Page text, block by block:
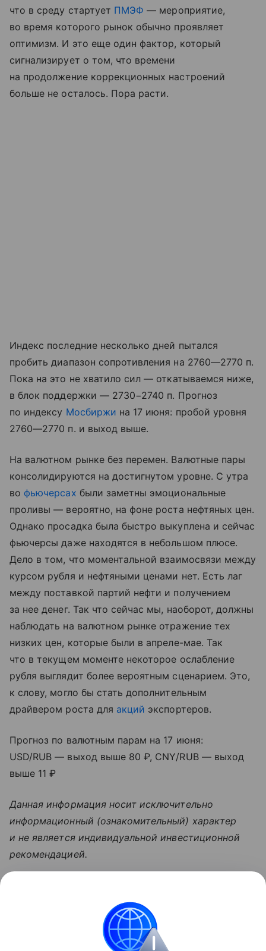
что в среду стартует ПМЭФ — мероприятие,
во время которого рынок обычно проявляет
оптимизм. И это еще один фактор, который
сигнализирует о том, что времени
на продолжение коррекционных настроений
больше не осталось. Пора расти.
Индекс последние несколько дней пытался
пробить диапазон сопротивления на 2760—2770 п.
Пока на это не хватило сил — откатываемся ниже,
в блок поддержки — 2730−2740 п. Прогноз
по индексу Мосбиржи на 17 июня: пробой уровня
2760—2770 п. и выход выше.
На валютном рынке без перемен. Валютные пары
консолидируются на достигнутом уровне. С утра
во фьючерсах были заметны эмоциональные
проливы — вероятно, на фоне роста нефтяных цен.
Однако просадка была быстро выкуплена и сейчас
фьючерсы даже находятся в небольшом плюсе.
Дело в том, что моментальной взаимосвязи между
курсом рубля и нефтяными ценами нет. Есть лаг
между поставкой партий нефти и получением
за нее денег. Так что сейчас мы, наоборот, должны
наблюдать на валютном рынке отражение тех
низких цен, которые были в апреле-мае. Так
что в текущем моменте некоторое ослабление
рубля выглядит более вероятным сценарием. Это,
к слову, могло бы стать дополнительным
драйвером роста для акций экспортеров.
Прогноз по валютным парам на 17 июня:
USD/RUB — выход выше 80 ₽, CNY/RUB — выход
выше 11 ₽
Данная информация носит исключительно
информационный (ознакомительный) характер
и не является индивидуальной инвестиционной
рекомендацией.
Инвестиции: как быстро и надежно
приумножить свои накопления
Просто и емко расскажем об инвестициях для
новичков и перечислим их основные ошибки.